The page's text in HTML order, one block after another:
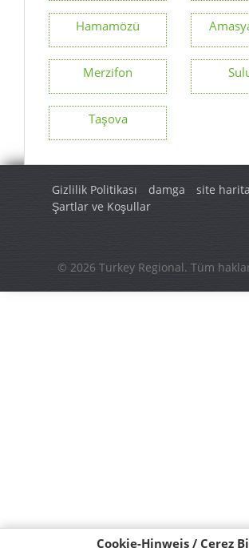
Cookie-Hinweis / Çerez
Citynavigation
Göynücek
Hamamözü
Taşova
Gizlilik Politikası damga site
Şartlar ve Koşullar